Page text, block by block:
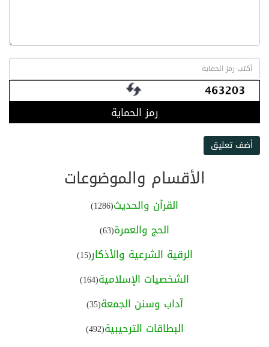
رمز الحماية
أضف تعليق
الأقسام والموضوعات
القرآن والحديث(1286)
الحج والعمرة(63)
الرقية الشرعية والأذكار(15)
الشخصيات الإسلامية(164)
آداب وسنن الجمعة(35)
البطاقات الترحيبية(492)